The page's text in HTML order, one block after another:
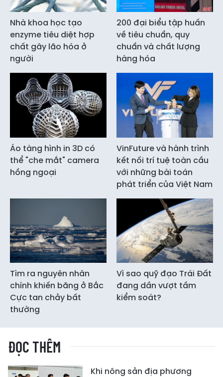
Nhà khoa học tạo
enzyme tiêu diệt hợp
chất gây lão hóa ở
người
200 đại biểu tập huấn
về tiêu chuẩn, quy
chuẩn và chất lượng
hàng hóa
Áo tàng hình in 3D có
thể "che mắt" camera
hồng ngoại
VinFuture và hành trình
kết nối trí tuệ toàn cầu
với những bài toán
phát triển của Việt Nam
Tìm ra nguyên nhân
chính khiến băng ở Bắc
Cực tan chảy bất
thường
Vì sao quỹ đạo Trái Đất
đang dần vượt tầm
kiểm soát?
ĐỌC THÊM
Khi nông sản địa phương